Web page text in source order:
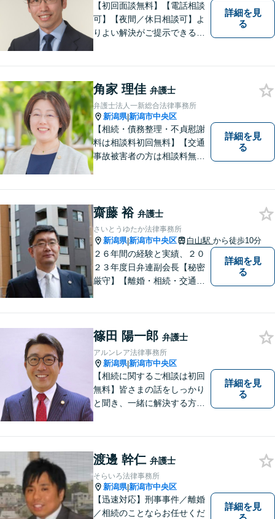
【初回面談無料】【電話相談
可】【夜間／休日相談可】よ
りよい解決がご提示できるよ
詳細を見
る
角家 理佳 弁護士
弁護士法人一新総合法律事務所
新潟県|新潟市中央区
【相続・債務整理・不貞慰謝
料は相談料初回無料】【交通
事故被害者の方は相談料無料
るため日々研鑽を積んでいま
詳細を見
る
齋藤 裕 弁護士
さいとうゆたか法律事務所
新潟県|新潟市中央区 白山駅 から徒歩10分
２６年間の経験と実績、２０
２３年度日弁連副会長【秘密
厳守】【離婚・相続・交通事
詳細を見
る
篠田 陽一郎 弁護士
アルンレア法律事務所
新潟県|新潟市中央区
【相続に関するご相談は初回
無料】皆さまの話をしっかり
と聞き、一緒に解決する方法
詳細を見
る
渡邊 幹仁 弁護士
そらいろ法律事務所
新潟県|新潟市中央区
【迅速対応】刑事事件／離婚
／相続のことならお任せくだ
詳細を見